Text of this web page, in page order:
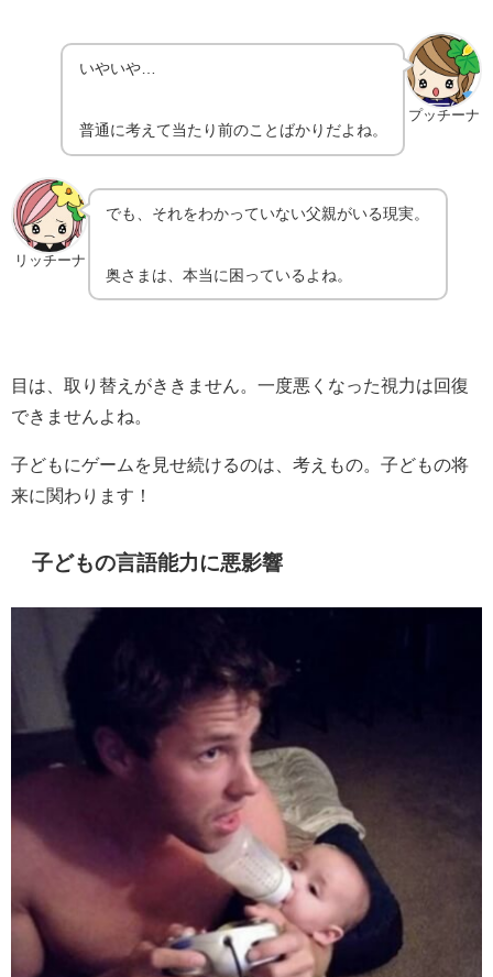
プッチーナ
いやいや…
普通に考えて当たり前のことばかりだよね。
リッチーナ
でも、それをわかっていない父親がいる現実。
奥さまは、本当に困っているよね。
目は、取り替えがききません。一度悪くなった視力は回復
できませんよね。
子どもにゲームを見せ続けるのは、考えもの。子どもの将
来に関わります！
子どもの言語能力に悪影響